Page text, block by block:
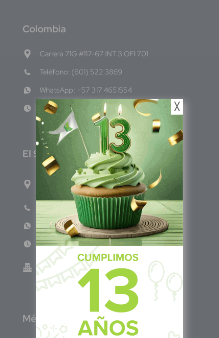
Colombia
Carrera 71G #117-67 INT 3 OFI 701
Teléfono: (601) 522 3869
WhatsApp: +57 317 4651554
Lun - Vie 8:00am - 5:00pm
El Salvador
1ro Cll Pte, y 61 Av Nte, #3206, Local 9, San
Salvador Centro
Teléfono: +503 6986 1402
WhatsApp: +503 7687 3923
Lun - Vie 8:00am - 5:00pm
Green Know S.A de C.V - El Salvador 0614-
220118-102-0
México
╳